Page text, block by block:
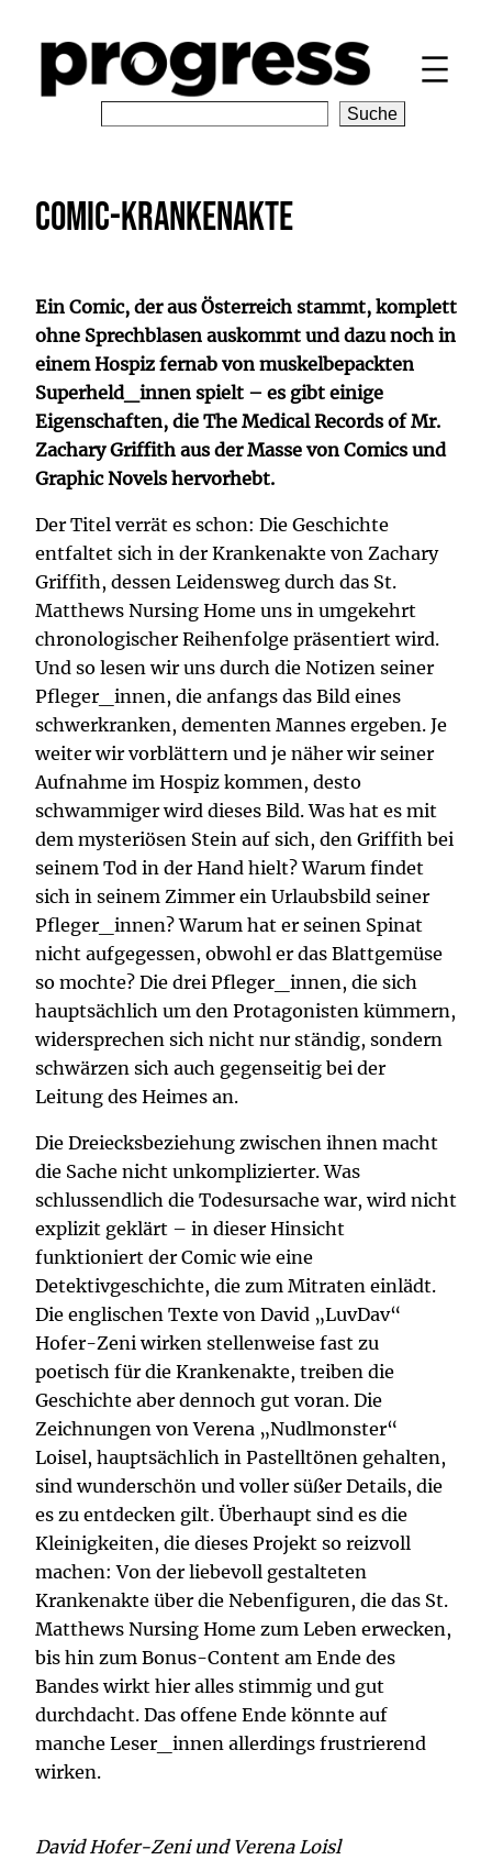
Inhalt
springen
c
h
Suche
Comic-Krankenakte
Ein Comic, der aus Österreich stammt, komplett
ohne Sprechblasen auskommt und dazu noch in
einem Hospiz fernab von muskelbepackten
Superheld_innen spielt – es gibt einige
Eigenschaften, die The Medical Records of Mr.
Zachary Griffith aus der Masse von Comics und
Graphic Novels hervorhebt.
Der Titel verrät es schon: Die Geschichte
entfaltet sich in der Krankenakte von Zachary
Griffith, dessen Leidensweg durch das St.
Matthews Nursing Home uns in umgekehrt
chronologischer Reihenfolge präsentiert wird.
Und so lesen wir uns durch die Notizen seiner
Pfleger_innen, die anfangs das Bild eines
schwerkranken, dementen Mannes ergeben. Je
weiter wir vorblättern und je näher wir seiner
Aufnahme im Hospiz kommen, desto
schwammiger wird dieses Bild. Was hat es mit
dem mysteriösen Stein auf sich, den Griffith bei
seinem Tod in der Hand hielt? Warum findet
sich in seinem Zimmer ein Urlaubsbild seiner
Pfleger_innen? Warum hat er seinen Spinat
nicht aufgegessen, obwohl er das Blattgemüse
so mochte? Die drei Pfleger_innen, die sich
hauptsächlich um den Protagonisten kümmern,
widersprechen sich nicht nur ständig, sondern
schwärzen sich auch gegenseitig bei der
Leitung des Heimes an.
Die Dreiecksbeziehung zwischen ihnen macht
die Sache nicht unkomplizierter. Was
schlussendlich die Todesursache war, wird nicht
explizit geklärt – in dieser Hinsicht
funktioniert der Comic wie eine
Detektivgeschichte, die zum Mitraten einlädt.
Die englischen Texte von David „LuvDav“
Hofer-Zeni wirken stellenweise fast zu
poetisch für die Krankenakte, treiben die
Geschichte aber dennoch gut voran. Die
Zeichnungen von Verena „Nudlmonster“
Loisel, hauptsächlich in Pastelltönen gehalten,
sind wunderschön und voller süßer Details, die
es zu entdecken gilt. Überhaupt sind es die
Kleinigkeiten, die dieses Projekt so reizvoll
machen: Von der liebevoll gestalteten
Krankenakte über die Nebenfiguren, die das St.
Matthews Nursing Home zum Leben erwecken,
bis hin zum Bonus-Content am Ende des
Bandes wirkt hier alles stimmig und gut
durchdacht. Das offene Ende könnte auf
manche Leser_innen allerdings frustrierend
wirken.
David Hofer-Zeni und Verena Loisl